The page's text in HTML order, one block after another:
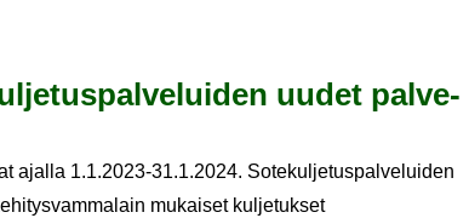
uudet pal­ve­
ajalla 1.1.2023-31.1.2024. Sotekuljetuspalveluiden
mukaiset kuljetukset